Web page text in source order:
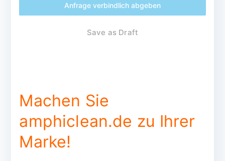
Anfrage verbindlich abgeben
Save as Draft
Machen Sie
amphiclean.de zu Ihrer
Marke!